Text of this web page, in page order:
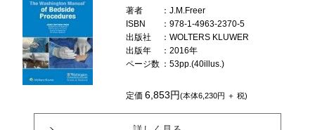
著者
：J.M.Freer
ISBN
：978-1-4963-2370-5
出版社
：WOLTERS KLUWER
出版年
：2016年
ページ数 ：53pp.(40illus.)
定価6,853円(本体6,230円 ＋ 税)